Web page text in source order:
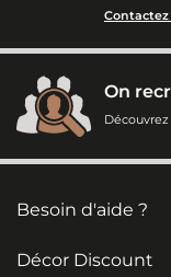
On
Besoin d'aide ?
Décor Discount